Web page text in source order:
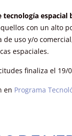
tecnología
con un alto
de uso y/o
espaciales.
finaliza el 19/
en Programa